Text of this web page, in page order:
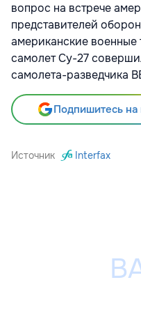
вопрос на встрече
представителей
американские военные
самолет Су-27
самолета-разведчика
Подпишитесь на
Источник Interfax